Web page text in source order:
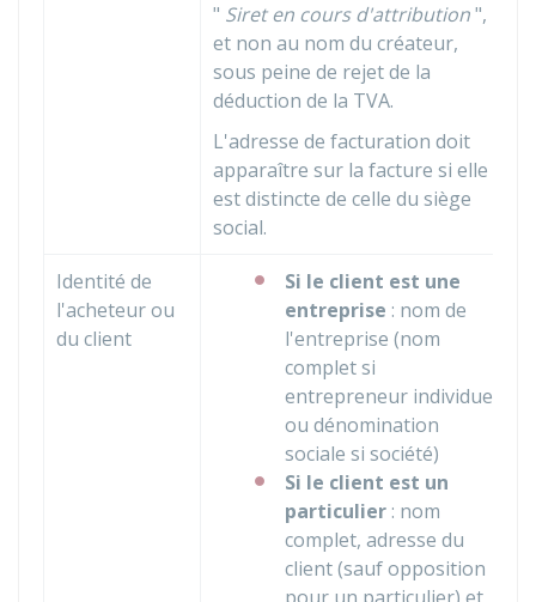
" Siret en cours d'attribution",
et non au nom du créateur,
sous peine de rejet de la
déduction de la TVA.
L'adresse de facturation doit
apparaître sur la facture si elle
est distincte de celle du siège
social.
Identité de
l'acheteur ou
du client
Si le client est une
entreprise : nom de
l'entreprise (nom
complet si
entrepreneur individuel
ou dénomination
sociale si société)
Si le client est un
particulier : nom
complet, adresse du
client (sauf opposition